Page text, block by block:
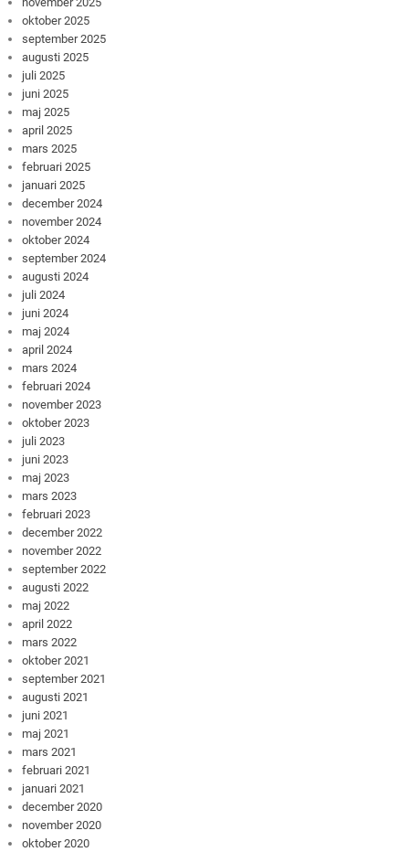
oktober 2025
september 2025
augusti 2025
juli 2025
juni 2025
maj 2025
april 2025
mars 2025
februari 2025
januari 2025
december 2024
november 2024
oktober 2024
september 2024
augusti 2024
juli 2024
juni 2024
maj 2024
april 2024
mars 2024
februari 2024
november 2023
oktober 2023
juli 2023
juni 2023
maj 2023
mars 2023
februari 2023
december 2022
november 2022
september 2022
augusti 2022
maj 2022
april 2022
mars 2022
oktober 2021
september 2021
augusti 2021
juni 2021
maj 2021
mars 2021
februari 2021
januari 2021
december 2020
november 2020
oktober 2020